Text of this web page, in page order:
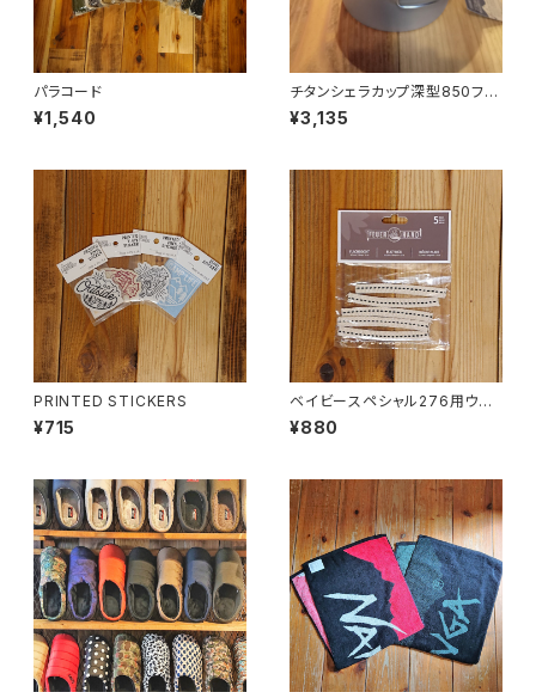
パラコード
¥1,540
チタンシェラカップ深型850フォ
ールドハンドル(メモリ付)
¥3,135
PRINTED STICKERS
¥715
ベイビースペシャル276用ウィッ
ク 5本ｾｯﾄ
¥880